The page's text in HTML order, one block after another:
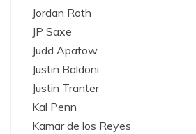
Jordan Roth
JP Saxe
Judd Apatow
Justin Baldoni
Justin Tranter
Kal Penn
Kamar de los Reyes